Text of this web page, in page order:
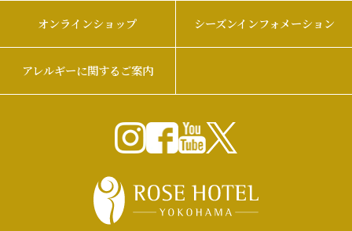
オンラインショップ シーズンインフォメーション
アレルギーに関するご案内